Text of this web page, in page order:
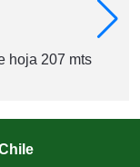
hoja 207 mts